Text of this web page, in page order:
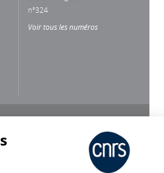
n°324
Voir tous les numéros